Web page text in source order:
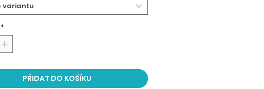
variantu
*
PŘIDAT DO KOŠÍKU